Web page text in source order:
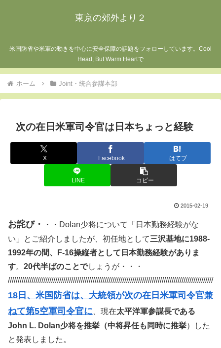
東京の郊外より２
米国防省や米軍の動きを中心に安全保障の話題をフォローしています。Cool
Head, But Warm Heartで
ホーム Joint・統合参謀本部
次の在日米軍司令官は日本ちょっと経験
X Facebook はてブ
LINE コピー
2015-02-19
お詫び・
・・Dolan少将について「日本勤務経験がな
い」とご紹介しましたが、初任地として三沢基地に1988-
1992年の間、F-16操縦者として日本勤務経験がありま
す。 20代半ばのことでしょうが・・・
////////////////////////////////////////////////////////////////////////////////////////////////////////
18日、米国防省は、大統領が次の在日米軍司令官兼
ねて第5空軍司令官に 、現在太平洋軍参謀長である
John L. Dolan少将を推挙（中将昇任も同時に推挙）した
と発表しました。